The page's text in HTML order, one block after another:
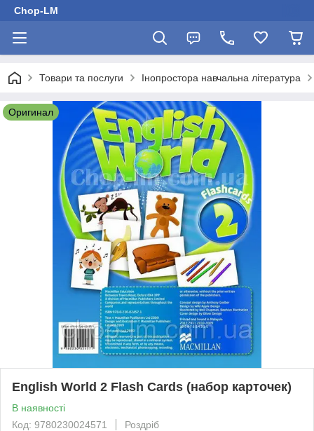
Chop-LM
Товари та послуги Інопростора навчальна література
Оригинал
English World 2 Flash Cards (набор карточек)
В наявності
Код: 9780230024571
Роздріб